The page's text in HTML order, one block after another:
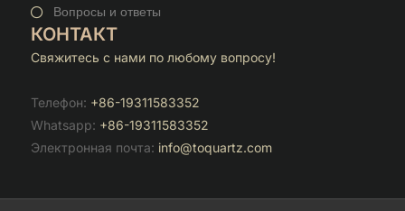
Вопросы и ответы
КОНТАКТ
Свяжитесь с нами по любому вопросу!
Телефон: +86-19311583352
Whatsapp: +86-19311583352
Электронная почта: info@toquartz.com